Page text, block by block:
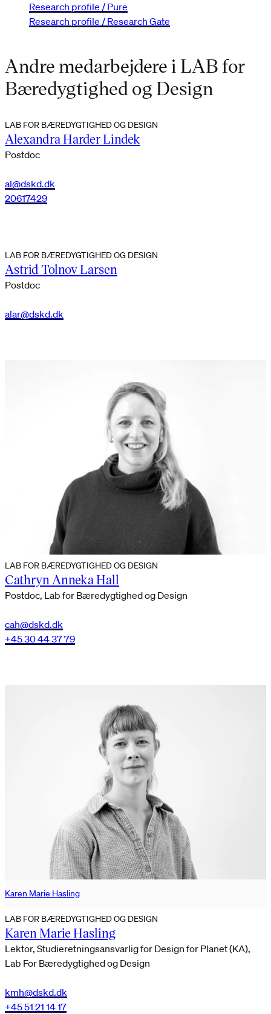
Research profile / Pure
Research profile / Research Gate
Andre medarbejdere i LAB for
Bæredygtighed og Design
LAB FOR BÆREDYGTIGHED OG DESIGN
Alexandra Harder Lindek
Postdoc
al@dskd.dk
20617429
LAB FOR BÆREDYGTIGHED OG DESIGN
Astrid Tolnov Larsen
Postdoc
alar@dskd.dk
LAB FOR BÆREDYGTIGHED OG DESIGN
Cathryn Anneka Hall
Postdoc, Lab for Bæredygtighed og Design
cah@dskd.dk
+45 30 44 37 79
Karen Marie Hasling
LAB FOR BÆREDYGTIGHED OG DESIGN
Karen Marie Hasling
Lektor, Studieretningsansvarlig for Design for Planet (KA),
Lab For Bæredygtighed og Design
kmh@dskd.dk
+45 51 21 14 17